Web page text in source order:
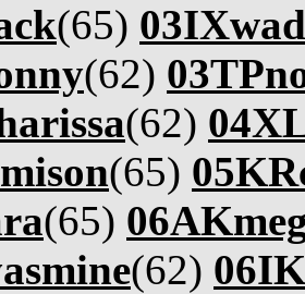
(65)
(62)
(62)
(65)
(65)
(62)